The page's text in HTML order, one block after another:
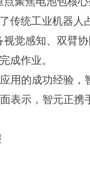
传统工业机器
视觉感知、双臂
成作业。
用的成功经验
表示，智元正